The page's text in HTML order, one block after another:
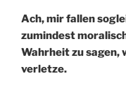
Ach, mir fallen
zumindest
Wahrheit zu sagen,
verletze.